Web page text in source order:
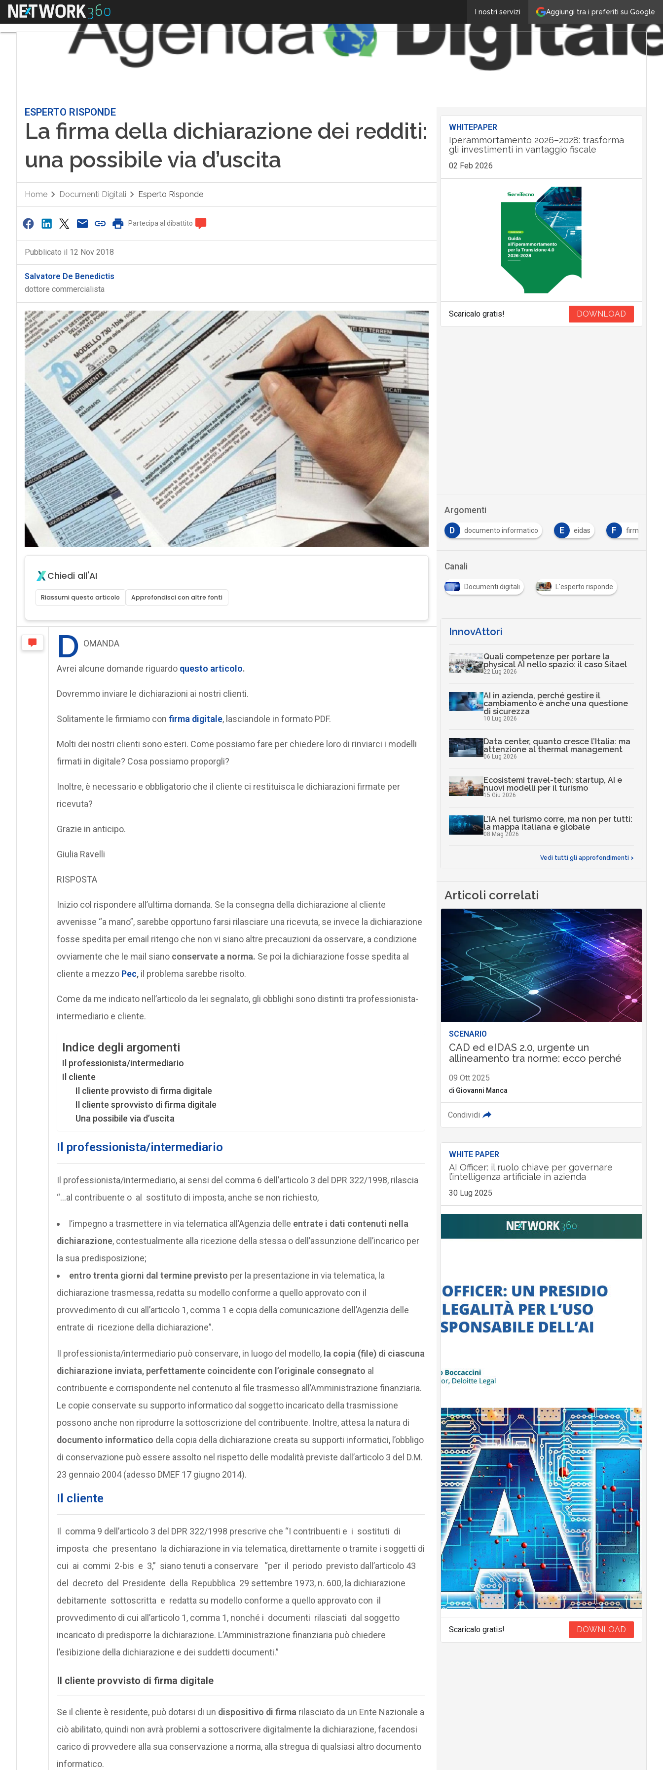
Aggiungi tra i preferiti su Google
I nostri servizi
Menu
ESPERTO RISPONDE
La firma della dichiarazione dei redditi:
una possibile via d’uscita
Home Documenti Digitali Esperto Risponde
Partecipa al dibattito
Pubblicato il 12 Nov 2018
Salvatore De Benedictis
dottore commercialista
Chiedi all'AI
Riassumi questo articolo Approfondisci con altre fonti
D OMANDA
Avrei alcune domande riguardo questo articolo.
Dovremmo inviare le dichiarazioni ai nostri clienti.
Solitamente le firmiamo con firma digitale, lasciandole in formato PDF.
Molti dei nostri clienti sono esteri. Come possiamo fare per chiedere loro di rinviarci i modelli
firmati in digitale? Cosa possiamo proporgli?
Inoltre, è necessario e obbligatorio che il cliente ci restituisca le dichiarazioni firmate per
ricevuta?
Grazie in anticipo.
Giulia Ravelli
RISPOSTA
Inizio col rispondere all’ultima domanda. Se la consegna della dichiarazione al cliente
avvenisse “a mano”, sarebbe opportuno farsi rilasciare una ricevuta, se invece la dichiarazione
fosse spedita per email ritengo che non vi siano altre precauzioni da osservare, a condizione
ovviamente che le mail siano conservate a norma. Se poi la dichiarazione fosse spedita al
cliente a mezzo Pec,il problema sarebbe risolto.
Come da me indicato nell’articolo da lei segnalato, gli obblighi sono distinti tra professionista-
intermediario e cliente.
Indice degli argomenti
Il professionista/intermediario
Il cliente
Il cliente provvisto di firma digitale
Il cliente sprovvisto di firma digitale
Una possibile via d’uscita
Il professionista/intermediario
Il professionista/intermediario, ai sensi del comma 6 dell’articolo 3 del DPR 322/1998, rilascia
“…al contribuente o al sostituto di imposta, anche se non richiesto,
l’impegno a trasmettere in via telematica all’Agenzia delle entrate i dati contenuti nella
dichiarazione, contestualmente alla ricezione della stessa o dell’assunzione dell’incarico per
la sua predisposizione;
entro trenta giorni dal termine previsto per la presentazione in via telematica, la
dichiarazione trasmessa, redatta su modello conforme a quello approvato con il
provvedimento di cui all’articolo 1, comma 1 e copia della comunicazione dell’Agenzia delle
entrate di ricezione della dichiarazione”.
Il professionista/intermediario può conservare, in luogo del modello, la copia (file) di ciascuna
dichiarazione inviata, perfettamente coincidente con l’originale consegnato al
contribuente e corrispondente nel contenuto al file trasmesso all’Amministrazione finanziaria.
Le copie conservate su supporto informatico dal soggetto incaricato della trasmissione
possono anche non riprodurre la sottoscrizione del contribuente. Inoltre, attesa la natura di
documento informatico della copia della dichiarazione creata su supporti informatici, l’obbligo
di conservazione può essere assolto nel rispetto delle modalità previste dall’articolo 3 del D.M.
23 gennaio 2004 (adesso DMEF 17 giugno 2014).
Il cliente
Il comma 9 dell’articolo 3 del DPR 322/1998 prescrive che “I contribuenti e i sostituti di
imposta che presentano la dichiarazione in via telematica, direttamente o tramite i soggetti di
cui ai commi 2-bis e 3,” siano tenuti a conservare “per il periodo previsto dall’articolo 43
del decreto del Presidente della Repubblica 29 settembre 1973, n. 600, la dichiarazione
debitamente sottoscritta e redatta su modello conforme a quello approvato con il
provvedimento di cui all’articolo 1, comma 1, nonché i documenti rilasciati dal soggetto
incaricato di predisporre la dichiarazione. L’Amministrazione finanziaria può chiedere
l’esibizione della dichiarazione e dei suddetti documenti.”
Il cliente provvisto di firma digitale
Se il cliente è residente, può dotarsi di un dispositivo di firmarilasciato da un Ente Nazionale a
ciò abilitato, quindi non avrà problemi a sottoscrivere digitalmente la dichiarazione, facendosi
carico di provvedere alla sua conservazione a norma, alla stregua di qualsiasi altro documento
informatico.
WHITEPAPER
Iperammortamento 2026–2028: trasforma
gli investimenti in vantaggio fiscale
02 Feb 2026
Scaricalo gratis! DOWNLOAD
Argomenti
conservazione digitale D documento informatico E eidas F firma
Canali
Documenti digitali L'esperto risponde
InnovAttori
Quali competenze per portare la
physical AI nello spazio: il caso Sitael
22 Lug 2026
AI in azienda, perché gestire il
cambiamento è anche una questione
di sicurezza
10 Lug 2026
Data center, quanto cresce l’Italia: ma
attenzione al thermal management
06 Lug 2026
Ecosistemi travel-tech: startup, AI e
nuovi modelli per il turismo
15 Giu 2026
L’IA nel turismo corre, ma non per tutti:
la mappa italiana e globale
08 Mag 2026
Vedi tutti gli approfondimenti >
Articoli correlati
SCENARIO
CAD ed eIDAS 2.0, urgente un
allineamento tra norme: ecco perché
09 Ott 2025
di Giovanni Manca
Condividi
WHITE PAPER
AI Officer: il ruolo chiave per governare
l’intelligenza artificiale in azienda
30 Lug 2025
Scaricalo gratis! DOWNLOAD